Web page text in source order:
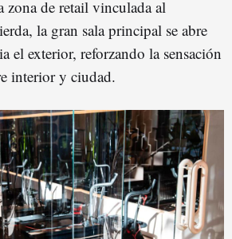
zona de retail vinculada al
la gran sala principal se abre
el exterior, reforzando la sensación
interior y ciudad.